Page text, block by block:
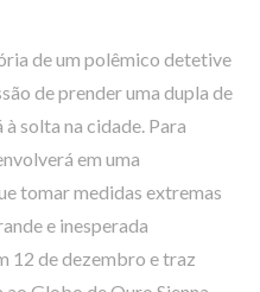
de um polêmico detetive
de prender uma dupla de
solta na cidade. Para
em uma
tomar medidas extremas
e inesperada
12 de dezembro e traz